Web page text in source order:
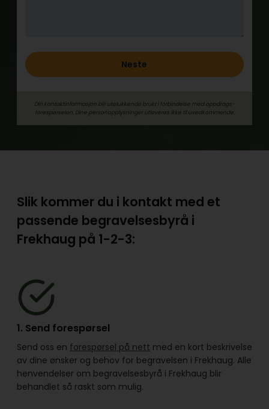
Neste
Din kontaktinformasjon blir utelukkende brukt i forbindelse med oppdrags­
forespørselen. Dine person­­opplysninger utleveres ikke til uvedkommende.
Slik kommer du i kontakt med et
passende begravelsesbyrå i
Frekhaug på 1-2-3:
1. Send forespørsel
Send oss en forespørsel på nett med en kort beskrivelse
av dine ønsker og behov for begravelsen i Frekhaug. Alle
henvendelser om begravelsesbyrå i Frekhaug blir
behandlet så raskt som mulig.